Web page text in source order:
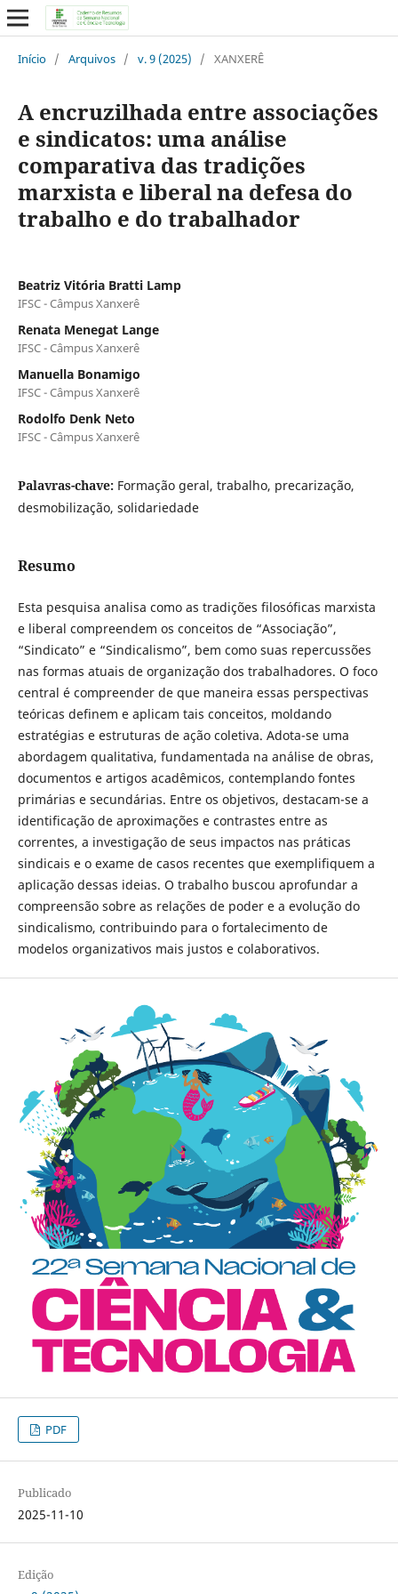
Início / Arquivos / v. 9 (2025) / XANXERÊ
A encruzilhada entre associações
e sindicatos: uma análise
comparativa das tradições
marxista e liberal na defesa do
trabalho e do trabalhador
Beatriz Vitória Bratti Lamp
IFSC - Câmpus Xanxerê
Renata Menegat Lange
IFSC - Câmpus Xanxerê
Manuella Bonamigo
IFSC - Câmpus Xanxerê
Rodolfo Denk Neto
IFSC - Câmpus Xanxerê
Palavras-chave: Formação geral, trabalho, precarização,
desmobilização, solidariedade
Resumo
Esta pesquisa analisa como as tradições filosóficas marxista
e liberal compreendem os conceitos de “Associação”,
“Sindicato” e “Sindicalismo”, bem como suas repercussões
nas formas atuais de organização dos trabalhadores. O foco
central é compreender de que maneira essas perspectivas
teóricas definem e aplicam tais conceitos, moldando
estratégias e estruturas de ação coletiva. Adota-se uma
abordagem qualitativa, fundamentada na análise de obras,
documentos e artigos acadêmicos, contemplando fontes
primárias e secundárias. Entre os objetivos, destacam-se a
identificação de aproximações e contrastes entre as
correntes, a investigação de seus impactos nas práticas
sindicais e o exame de casos recentes que exemplifiquem a
aplicação dessas ideias. O trabalho buscou aprofundar a
compreensão sobre as relações de poder e a evolução do
sindicalismo, contribuindo para o fortalecimento de
modelos organizativos mais justos e colaborativos.
PDF
Publicado
2025-11-10
Edição